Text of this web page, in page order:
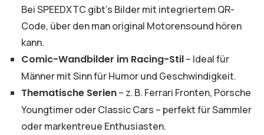
Bei SPEEDXTC gibt’s Bilder mit integriertem QR-
Code, über den man original Motorensound hören
kann.
Comic-Wandbilder im Racing-Stil– Ideal für
Männer mit Sinn für Humor und Geschwindigkeit.
Thematische Serien– z. B. Ferrari Fronten, Porsche
Youngtimer oder Classic Cars – perfekt für Sammler
oder markentreue Enthusiasten.